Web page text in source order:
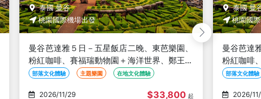
泰國 曼谷
桃園國際機場出發
曼谷芭達雅５日－五星飯店二晚、東芭樂園、
粉紅咖啡、賽福瑞動物園＋海洋世界、鄭王廟
＋泰服體驗、泰式按摩、夜遊湄南河、無購物
部落文化體驗 主題樂園 在地文化體驗
2026/11/30 $33,800 起
泰國 曼
桃園國
曼谷芭達
咖啡、賽
服體驗、
部落文化體驗
2026/